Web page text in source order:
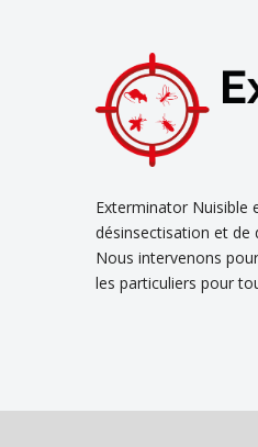
Exterminator Nuisible
désinsectisation et de
Nous intervenons
les particuliers pour